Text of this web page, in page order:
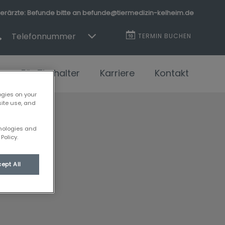
Befunde bitte an befunde@tiermedizin-kelheim.de
Telefonnummer TERMIN BUCHEN
Für Tierhalter Karriere Kontakt
on your
use, and
and
All